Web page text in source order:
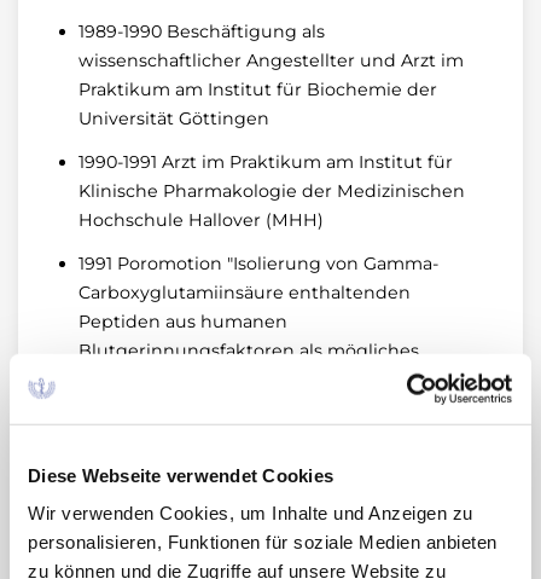
Diese Webseite verwendet Cookies
Wir verwenden Cookies, um Inhalte und Anzeigen zu
personalisieren, Funktionen für soziale Medien anbieten
zu können und die Zugriffe auf unsere Website zu
1989-1990 Beschäftigung als
wissenschaftlicher Angestellter und Arzt im
Praktikum am Institut für Biochemie der
Universität Göttingen
1990-1991 Arzt im Praktikum am Institut für
Klinische Pharmakologie der Medizinischen
Hochschule Hallover (MHH)
1991 Poromotion "Isolierung von Gamma-
Carboxyglutamiinsäure enthaltenden
Peptiden aus humanen
Blutgerinnungsfaktoren als mögliches
Substrat für eine bakterielle Endoprotease"
1991 Approbation als Arzt
1992-1993 Stationsarzt in der Abteilung
1994-1998 Wissenschaftlicher Assistent am
Institut für Klinische Pharmakologie der MHH